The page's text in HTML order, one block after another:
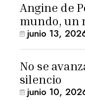
Angine de
mundo, un
junio 13,
No se
silencio
junio 10,